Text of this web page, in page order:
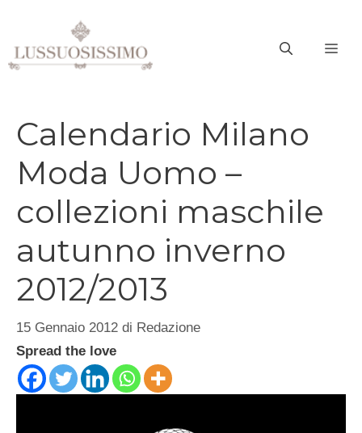
contenuto
Calendario Milano
Moda Uomo –
collezioni maschile
autunno inverno
2012/2013
15 Gennaio 2012 di Redazione
Spread the love